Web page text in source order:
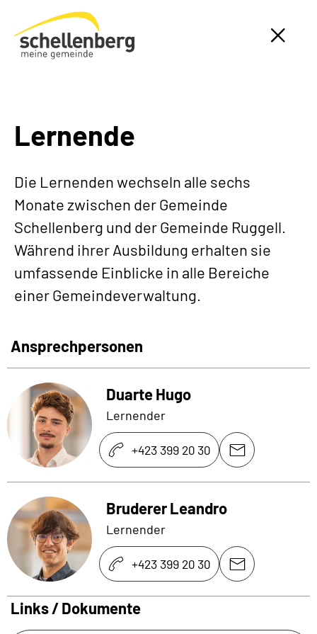
Gemeinde Schellenberg Startseite
Lernende
Die Lernenden wechseln alle sechs
Monate zwischen der Gemeinde
Schellenberg und der Gemeinde Ruggell.
Während ihrer Ausbildung erhalten sie
umfassende Einblicke in alle Bereiche
einer Gemeindeverwaltung.
Ansprechpersonen
Duarte Hugo
Lernender
+423 399 20 30
Bruderer Leandro
Lernender
+423 399 20 30
Links / Dokumente